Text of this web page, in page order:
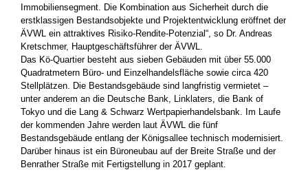
Immobiliensegment. Die Kombination aus Sicherheit durch die
erstklassigen Bestandsobjekte und Projektentwicklung eröffnet der
ÄVWL ein attraktives Risiko-Rendite-Potenzial“, so Dr. Andreas
Kretschmer, Hauptgeschäftsführer der ÄVWL.
Das Kö-Quartier besteht aus sieben Gebäuden mit über 55.000
Quadratmetern Büro- und Einzelhandelsfläche sowie circa 420
Stellplätzen. Die Bestandsgebäude sind langfristig vermietet –
unter anderem an die Deutsche Bank, Linklaters, die Bank of
Tokyo und die Lang & Schwarz Wertpapierhandelsbank. Im Laufe
der kommenden Jahre werden laut ÄVWL die fünf
Bestandsgebäude entlang der Königsallee technisch modernisiert.
Darüber hinaus ist ein Büroneubau auf der Breite Straße und der
Benrather Straße mit Fertigstellung in 2017 geplant.